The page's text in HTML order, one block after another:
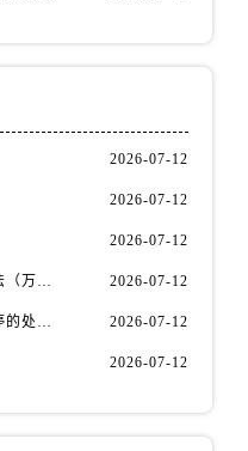
江西省南昌市红谷滩新区红谷中大道998号绿地双子塔（中央广场）A1座办公楼14层1407室万国售后服务中心（需提前预约）
2026-07-12
2026-07-12
2026-07-12
万国手表起雾以后除雾的具体方法（万国手表起雾解决办法） 2026-07-12
万国手表走停怎么办？（手表走停的处理方法） 2026-07-12
2026-07-12